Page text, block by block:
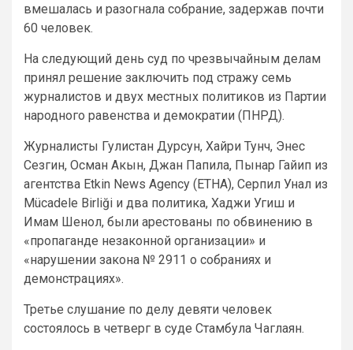
вмешалась и разогнала собрание, задержав почти
60 человек.
На следующий день суд по чрезвычайным делам
принял решение заключить под стражу семь
журналистов и двух местных политиков из Партии
народного равенства и демократии (ПНРД).
Журналисты Гулистан Дурсун, Хайри Тунч, Энес
Сезгин, Осман Акын, Джан Папила, Пынар Гайип из
агентства Etkin News Agency (ETHA), Серпил Унал из
Mücadele Birliği и два политика, Хаджи Угиш и
Имам Шенол, были арестованы по обвинению в
«пропаганде незаконной организации» и
«нарушении закона № 2911 о собраниях и
демонстрациях».
Третье слушание по делу девяти человек
состоялось в четверг в суде Стамбула Чаглаян.